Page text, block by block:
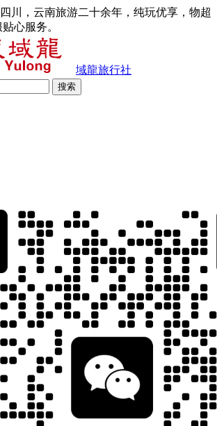
川，云南旅游二十余年，纯玩优享，物超
心服务。
域龍旅行社
搜索